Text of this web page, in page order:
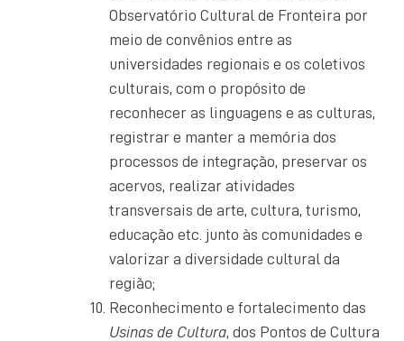
Observatório Cultural de Fronteira por
meio de convênios entre as
universidades regionais e os coletivos
culturais, com o propósito de
reconhecer as linguagens e as culturas,
registrar e manter a memória dos
processos de integração, preservar os
acervos, realizar atividades
transversais de arte, cultura, turismo,
educação etc. junto às comunidades e
valorizar a diversidade cultural da
região;
Reconhecimento e fortalecimento das
Usinas de Cultura, dos Pontos de Cultura